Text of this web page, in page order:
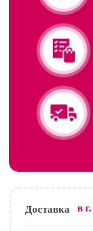
Доставка в г.